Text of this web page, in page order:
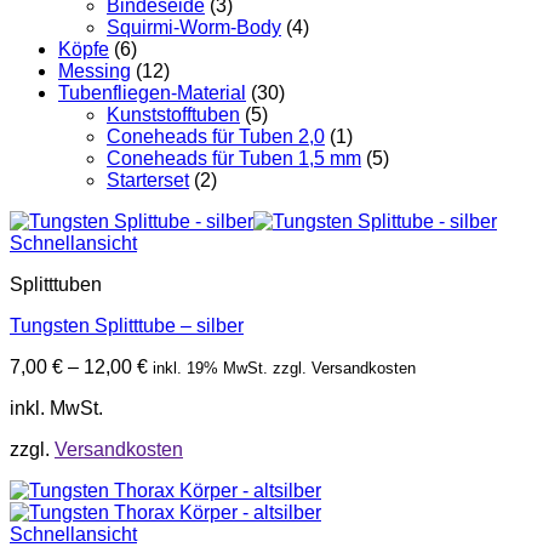
Bindeseide (3)
Squirmi-Worm-Body (4)
Köpfe (6)
Messing (12)
Tubenfliegen-Material (30)
Kunststofftuben (5)
Coneheads für Tuben 2,0 (1)
Coneheads für Tuben 1,5 mm (5)
Starterset (2)
Schnellansicht
Splitttuben
Tungsten Splitttube – silber
7,00 € – 12,00 € inkl. 19% MwSt. zzgl. Versandkosten
inkl. MwSt.
zzgl. Versandkosten
Schnellansicht